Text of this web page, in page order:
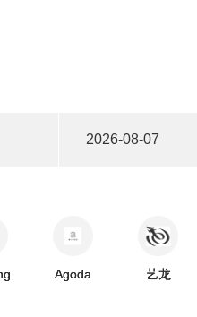
Agoda 艺龙